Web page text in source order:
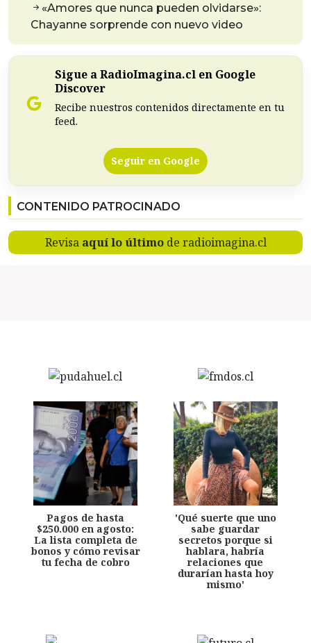
«Amores que nunca pueden olvidarse»:
Chayanne sorprende con nuevo video
Sigue a RadioImagina.cl en Google
Discover
Recibe nuestros contenidos directamente en tu
feed.
Seguir en Google
CONTENIDO PATROCINADO
Revisa aquí lo últimode radioimagina.cl
Pagos de hasta
$250.000 en agosto:
La lista completa de
bonos y cómo revisar
tu fecha de cobro
'Qué suerte que uno
sabe guardar
secretos porque si
hablara, habría
relaciones que
durarían hasta hoy
mismo'